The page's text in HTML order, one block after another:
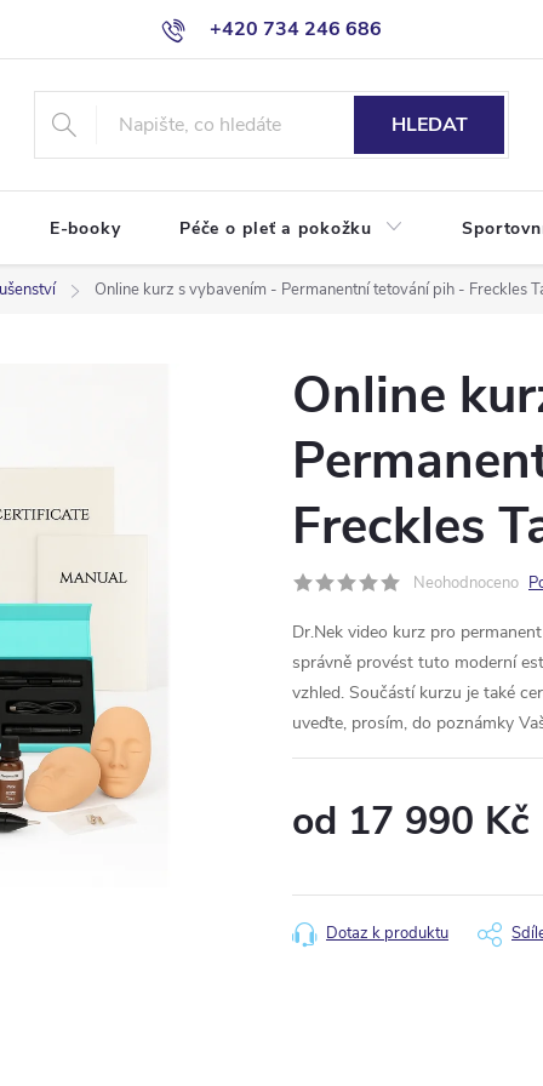
+420 734 246 686
HLEDAT
E-booky Péče o pleť a pokožku
Online kurz s vybavením - Permanentní tetování pih - Freckles
Online
Freckles
Neohodnoceno
Dr.Nek video kurz pro
správně provést tuto moderní
vzhled. Součástí kurzu je také
uveďte, prosím, do poznámky
od 17 990 Kč
Dotaz k produktu